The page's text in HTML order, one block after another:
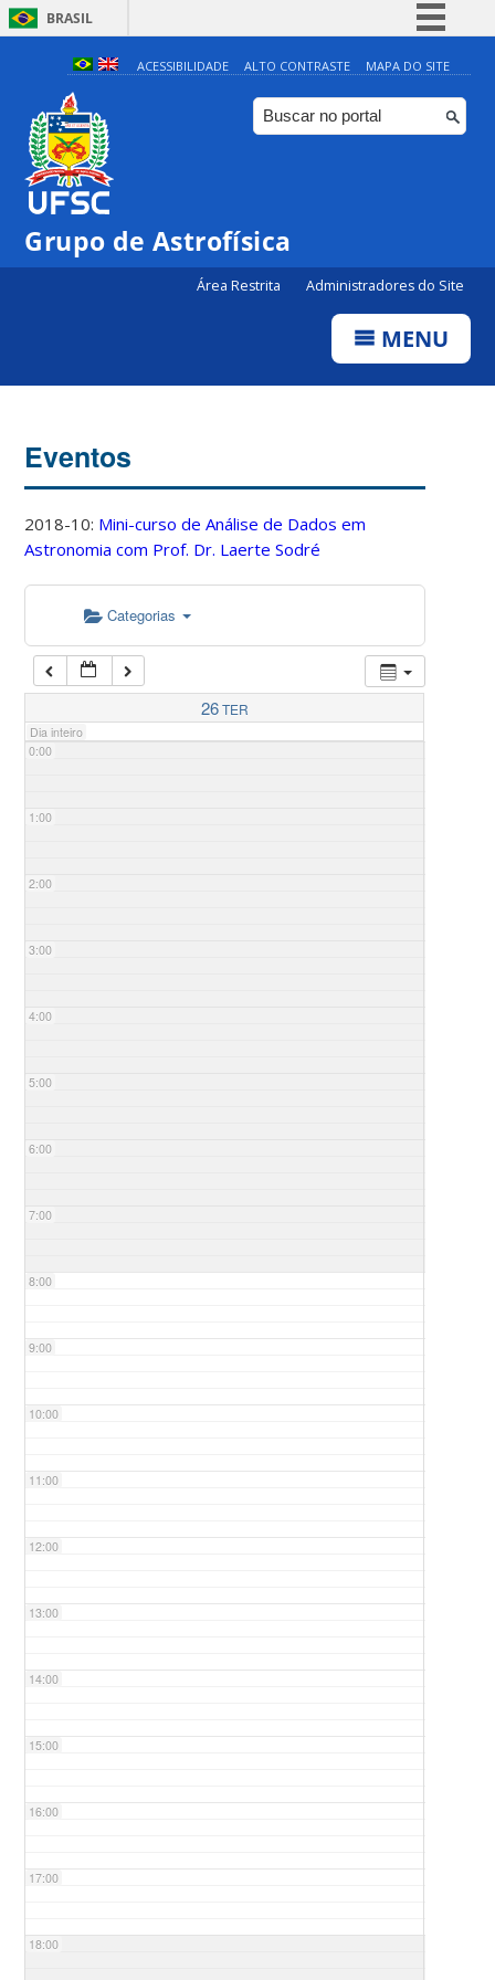
BRASIL
Simplifique!
Comunica BR
Participe
ACESSIBILIDADE ALTO CONTRASTE MAPA DO SITE
Grupo de Astrofísica
Área Restrita Administradores do Site
MENU
Eventos
2018-10: Mini-curso de Análise de Dados em
Astronomia com Prof. Dr. Laerte Sodré
Categorias
26TER
Dia inteiro
0:00
1:00
2:00
3:00
4:00
5:00
6:00
7:00
8:00
9:00
10:00
11:00
12:00
13:00
14:00
15:00
16:00
17:00
18:00